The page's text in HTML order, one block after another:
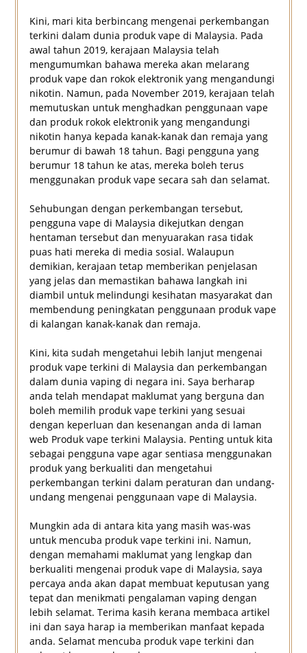
Kini, mari kita berbincang mengenai perkembangan
terkini dalam dunia produk vape di Malaysia. Pada
awal tahun 2019, kerajaan Malaysia telah
mengumumkan bahawa mereka akan melarang
produk vape dan rokok elektronik yang mengandungi
nikotin. Namun, pada November 2019, kerajaan telah
memutuskan untuk menghadkan penggunaan vape
dan produk rokok elektronik yang mengandungi
nikotin hanya kepada kanak-kanak dan remaja yang
berumur di bawah 18 tahun. Bagi pengguna yang
berumur 18 tahun ke atas, mereka boleh terus
menggunakan produk vape secara sah dan selamat.
Sehubungan dengan perkembangan tersebut,
pengguna vape di Malaysia dikejutkan dengan
hentaman tersebut dan menyuarakan rasa tidak
puas hati mereka di media sosial. Walaupun
demikian, kerajaan tetap memberikan penjelasan
yang jelas dan memastikan bahawa langkah ini
diambil untuk melindungi kesihatan masyarakat dan
membendung peningkatan penggunaan produk vape
di kalangan kanak-kanak dan remaja.
Kini, kita sudah mengetahui lebih lanjut mengenai
produk vape terkini di Malaysia dan perkembangan
dalam dunia vaping di negara ini. Saya berharap
anda telah mendapat maklumat yang berguna dan
boleh memilih produk vape terkini yang sesuai
dengan keperluan dan kesenangan anda di laman
web Produk vape terkini Malaysia. Penting untuk kita
sebagai pengguna vape agar sentiasa menggunakan
produk yang berkualiti dan mengetahui
perkembangan terkini dalam peraturan dan undang-
undang mengenai penggunaan vape di Malaysia.
Mungkin ada di antara kita yang masih was-was
untuk mencuba produk vape terkini ini. Namun,
dengan memahami maklumat yang lengkap dan
berkualiti mengenai produk vape di Malaysia, saya
percaya anda akan dapat membuat keputusan yang
tepat dan menikmati pengalaman vaping dengan
lebih selamat. Terima kasih kerana membaca artikel
ini dan saya harap ia memberikan manfaat kepada
anda. Selamat mencuba produk vape terkini dan